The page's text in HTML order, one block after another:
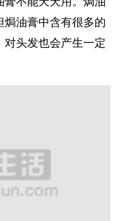
焗油膏中含有很多的
头发也会产生一定